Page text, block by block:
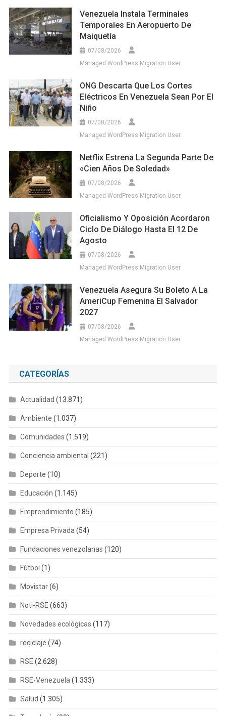
Venezuela Instala Terminales
Temporales En Aeropuerto De
Maiquetía
07/08/2026
Managed WordPress Migration User
ONG Descarta Que Los Cortes
Eléctricos En Venezuela Sean Por El
Niño
07/08/2026
Managed WordPress Migration User
Netflix Estrena La Segunda Parte De
«Cien Años De Soledad»
07/08/2026
Managed WordPress Migration User
Oficialismo Y Oposición Acordaron
Ciclo De Diálogo Hasta El 12 De
Agosto
07/08/2026
Managed WordPress Migration User
Venezuela Asegura Su Boleto A La
AmeriCup Femenina El Salvador
2027
07/08/2026
Managed WordPress Migration User
CATEGORÍAS
Actualidad (13.871)
Ambiente (1.037)
Comunidades (1.519)
Conciencia ambiental (221)
Deporte (10)
Educación (1.145)
Emprendimiento (185)
Empresa Privada(54)
Fundaciones venezolanas (120)
Fútbol (1)
Movistar(6)
Noti-RSE (663)
Novedades ecológicas (117)
reciclaje (74)
RSE (2.628)
RSE-Venezuela(1.333)
Salud (1.305)